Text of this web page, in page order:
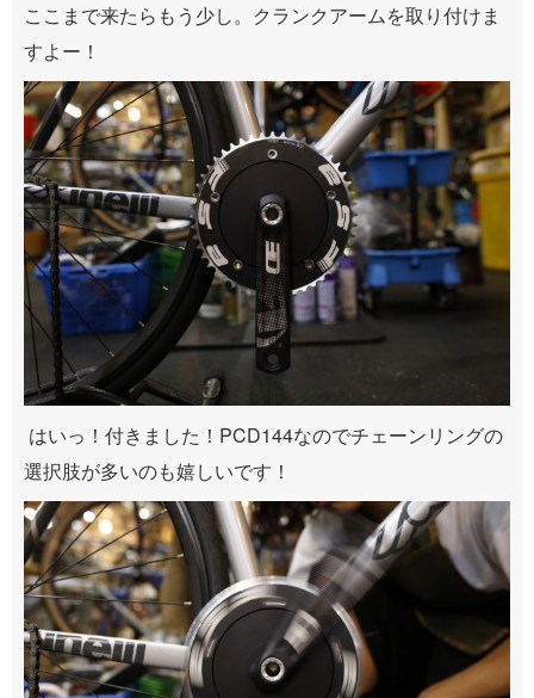
ここまで来たらもう少し。クランクアームを取り付けま
すよー！
はいっ！付きました！PCD144なのでチェーンリングの
選択肢が多いのも嬉しいです！